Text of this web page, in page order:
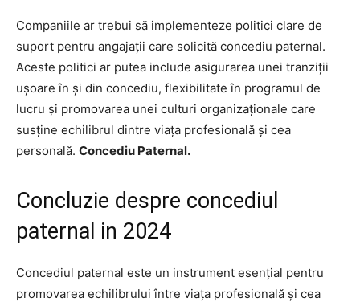
Companiile ar trebui să implementeze politici clare de
suport pentru angajații care solicită concediu paternal.
Aceste politici ar putea include asigurarea unei tranziții
ușoare în și din concediu, flexibilitate în programul de
lucru și promovarea unei culturi organizaționale care
susține echilibrul dintre viața profesională și cea
personală. Concediu Paternal.
Concluzie despre concediul
paternal in 2024
Concediul paternal este un instrument esențial pentru
promovarea echilibrului între viața profesională și cea